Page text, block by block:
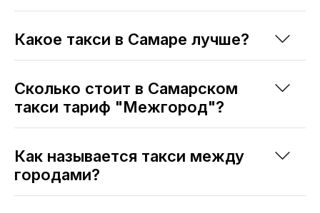
Какое такси в Самаре лучше?
Сколько стоит в Самарском
такси тариф "Межгород"?
Как называется такси между
городами?